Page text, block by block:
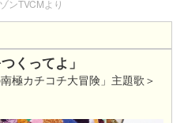
ンTVCMより
くってよ」
極カチコチ大冒険」主題歌＞